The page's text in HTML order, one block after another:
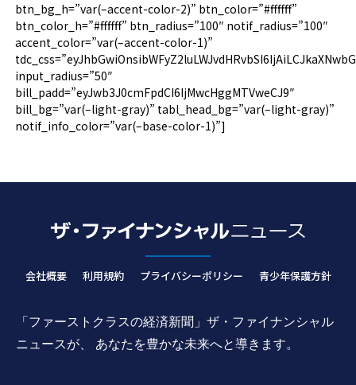
btn_bg_h=”var(–accent-color-2)” btn_color=”#ffffff”
btn_color_h=”#ffffff” btn_radius=”100″ notif_radius=”100″
accent_color=”var(–accent-color-1)”
input_radius=”50″
bill_padd=”eyJwb3J0cmFpdCI6IjMwcHggMTVweCJ9″
bill_bg=”var(–light-gray)” tabl_head_bg=”var(–light-gray)”
notif_info_color=”var(–base-color-1)”]
会社概要 利用規約 プライバシーポリシー 青少年保護方針
「ファーストクラスの経済新聞」ザ・ファイナンシャル
ニュースが、 あなたを豊かな未来へと導きます。